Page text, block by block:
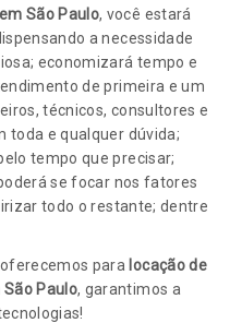
São Paulo, você estará
a necessidade
economizará tempo e
de primeira e um
técnicos, consultores e
toda e qualquer dúvida;
tempo que precisar;
se focar nos fatores
todo o restante; dentre
para locação de
Paulo, garantimos a